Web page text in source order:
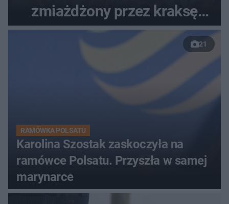
zmiażdżony przez kraksę
przed Karpaczem
21
RAMÓWKA POLSATU
Karolina Szostak zaskoczyła na
ramówce Polsatu. Przyszła w samej
marynarce